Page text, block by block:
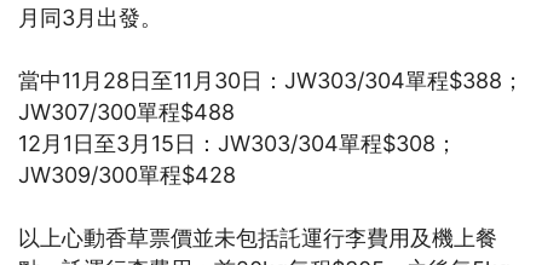
月同3月出發。
當中11月28日至11月30日：JW303/304單程$388；
JW307/300單程$488
12月1日至3月15日：JW303/304單程$308；
JW309/300單程$428
以上心動香草票價並未包括託運行李費用及機上餐